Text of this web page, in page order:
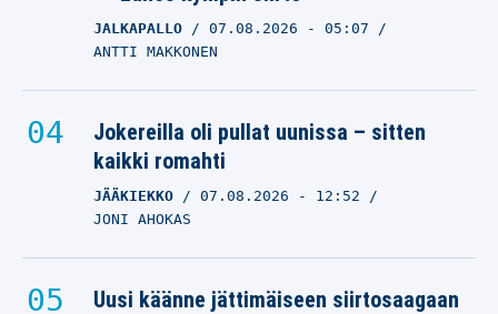
JALKAPALLO 07.08.2026 - 05:07
ANTTI MAKKONEN
Jokereilla oli pullat uunissa – sitten
kaikki romahti
JÄÄKIEKKO 07.08.2026 - 12:52
JONI AHOKAS
Uusi käänne jättimäiseen siirtosaagaan